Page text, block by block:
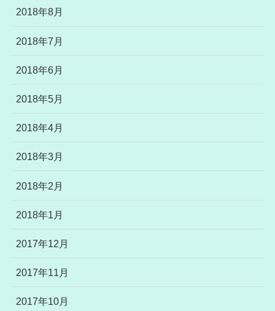
2018年8月
2018年7月
2018年6月
2018年5月
2018年4月
2018年3月
2018年2月
2018年1月
2017年12月
2017年11月
2017年10月